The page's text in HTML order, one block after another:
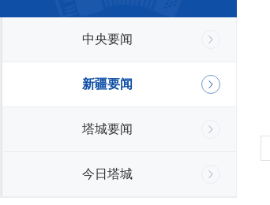
中央要闻
新疆要闻
塔城要闻
今日塔城